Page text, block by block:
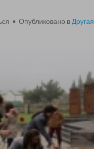
• Опубликовано в Другая